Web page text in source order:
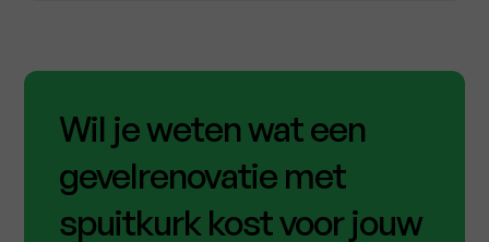
Wil je weten wat een
gevelrenovatie met
spuitkurk kost voor jouw